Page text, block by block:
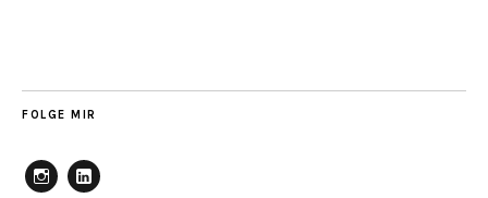
FOLGE MIR